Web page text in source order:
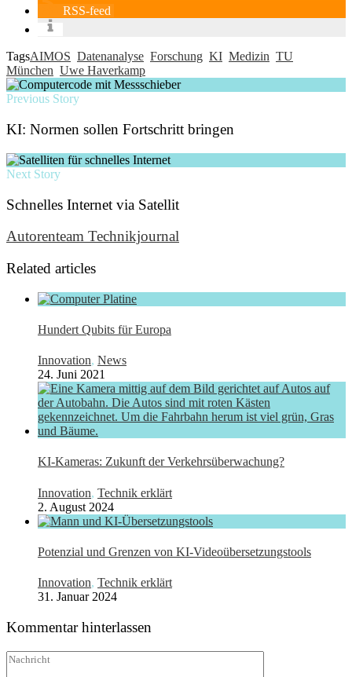
RSS-feed
TagsAIMOS Datenanalyse Forschung KI Medizin TU
München Uwe Haverkamp
Previous Story
KI: Normen sollen Fortschritt bringen
Next Story
Schnelles Internet via Satellit
Autorenteam Technikjournal
Related articles
Hundert Qubits für Europa
Innovation, News
24. Juni 2021
KI-Kameras: Zukunft der Verkehrsüberwachung?
Innovation, Technik erklärt
2. August 2024
Potenzial und Grenzen von KI-Videoübersetzungstools
Innovation, Technik erklärt
31. Januar 2024
Kommentar hinterlassen